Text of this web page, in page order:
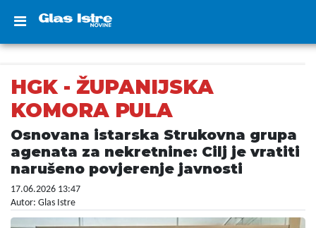
HGK - ŽUPANIJSKA
KOMORA PULA
Osnovana istarska Strukovna grupa
agenata za nekretnine: Cilj je vratiti
narušeno povjerenje javnosti
17.06.2026 13:47
Autor: Glas Istre